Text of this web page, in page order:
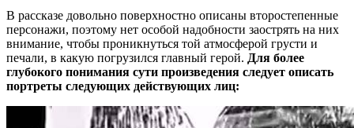
В рассказе довольно поверхностно описаны второстепенные
персонажи, поэтому нет особой надобности заострять на них
внимание, чтобы проникнуться той атмосферой грусти и
печали, в какую погрузился главный герой. Для более
глубокого понимания сути произведения следует описать
портреты следующих действующих лиц: